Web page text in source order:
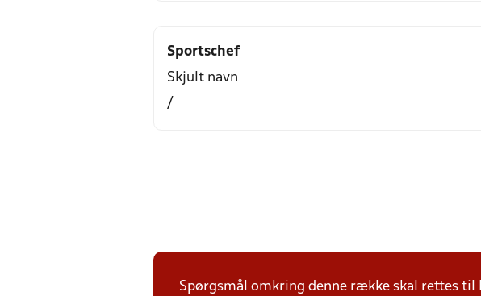
Sportschef
Skjult navn
/
Spørgsmål omkring denne række skal rettes til